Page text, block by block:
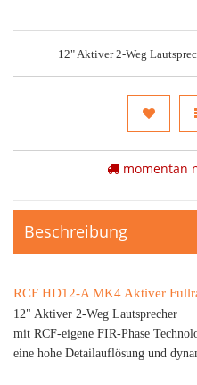
12" Aktiver 2-Weg
momentan
Beschreibung
RCF HD12-A MK4 Aktiver
12" Aktiver 2-Weg Lautsprecher
mit RCF-eigene FIR-Phase
eine hohe Detailauflösung und